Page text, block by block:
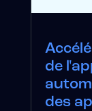
de
des